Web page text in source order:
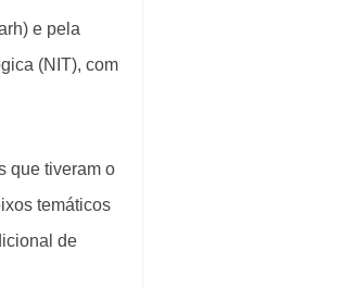
e pela
(NIT), com
que tiveram o
temáticos
de